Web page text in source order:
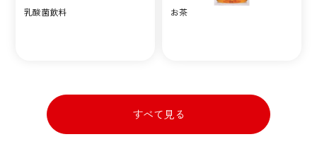
乳酸菌飲料 お茶
すべて見る